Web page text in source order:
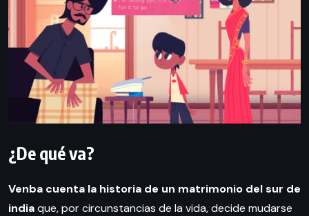
¿De qué va?
Venba cuenta la historia de un matrimonio del sur de
indiaque, por circunstancias de la vida, decide mudarse